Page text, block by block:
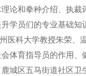
论和拳种介绍、执
学员们的专业基础知
医科大学教授朱荣、
体育指导员的作用
城区五马街道社区